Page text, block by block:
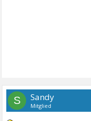
S Sandy
Mitglied